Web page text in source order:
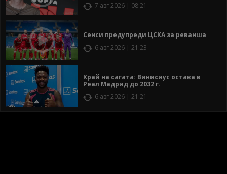
7 авг 2026 | 08:21
Сенси предупреди ЦСКА за реванша
6 авг 2026 | 21:23
Край на сагата: Винисиус остава в
Реал Мадрид до 2032 г.
6 авг 2026 | 21:21